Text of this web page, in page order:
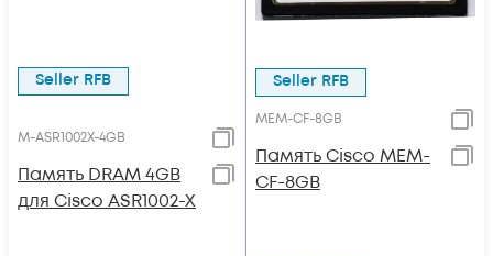
Seller RFB
M-ASR1002X-4GB
Память DRAM 4GB
для Cisco ASR1002-X
Seller RFB
MEM-CF-8GB
Память Cisco MEM-
CF-8GB